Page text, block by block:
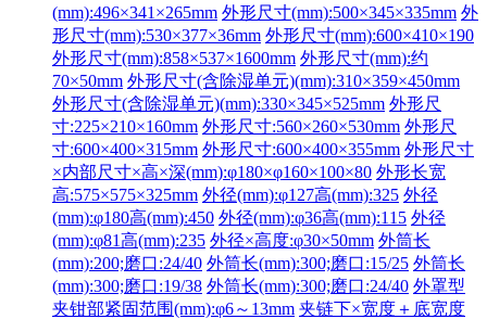
(mm):496×341×265mm 外形尺寸(mm):500×345×335mm 外
形尺寸(mm):530×377×36mm 外形尺寸(mm):600×410×190
外形尺寸(mm):858×537×1600mm 外形尺寸(mm):约
70×50mm 外形尺寸(含除湿单元)(mm):310×359×450mm
外形尺寸(含除湿单元)(mm):330×345×525mm 外形尺
寸:225×210×160mm 外形尺寸:560×260×530mm 外形尺
寸:600×400×315mm 外形尺寸:600×400×355mm 外形尺寸
×内部尺寸×高×深(mm):φ180×φ160×100×80 外形长宽
高:575×575×325mm 外径(mm):φ127高(mm):325 外径
(mm):φ180高(mm):450 外径(mm):φ36高(mm):115 外径
(mm):φ81高(mm):235 外径×高度:φ30×50mm 外筒长
(mm):200;磨口:24/40 外筒长(mm):300;磨口:15/25 外筒长
(mm):300;磨口:19/38 外筒长(mm):300;磨口:24/40 外罩型
夹钳部紧固范围(mm):φ6～13mm 夹链下×宽度＋底宽度